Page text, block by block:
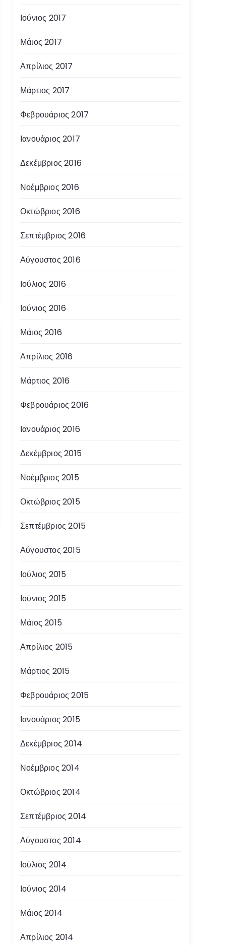
Ιούνιος 2017
Μάιος 2017
Απρίλιος 2017
Μάρτιος 2017
Φεβρουάριος 2017
Ιανουάριος 2017
Δεκέμβριος 2016
Νοέμβριος 2016
Οκτώβριος 2016
Σεπτέμβριος 2016
Αύγουστος 2016
Ιούλιος 2016
Ιούνιος 2016
Μάιος 2016
Απρίλιος 2016
Μάρτιος 2016
Φεβρουάριος 2016
Ιανουάριος 2016
Δεκέμβριος 2015
Νοέμβριος 2015
Οκτώβριος 2015
Σεπτέμβριος 2015
Αύγουστος 2015
Ιούλιος 2015
Ιούνιος 2015
Μάιος 2015
Απρίλιος 2015
Μάρτιος 2015
Φεβρουάριος 2015
Ιανουάριος 2015
Δεκέμβριος 2014
Νοέμβριος 2014
Οκτώβριος 2014
Σεπτέμβριος 2014
Αύγουστος 2014
Ιούλιος 2014
Ιούνιος 2014
Μάιος 2014
Απρίλιος 2014